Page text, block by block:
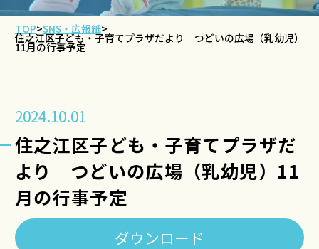
TOP>SNS・広報紙>
住之江区子ども・子育てプラザだより つどいの広場（乳幼児）
11月の行事予定
2024.10.01
住之江区子ども・子育てプラザだ
より つどいの広場（乳幼児）11
月の行事予定
ダウンロード